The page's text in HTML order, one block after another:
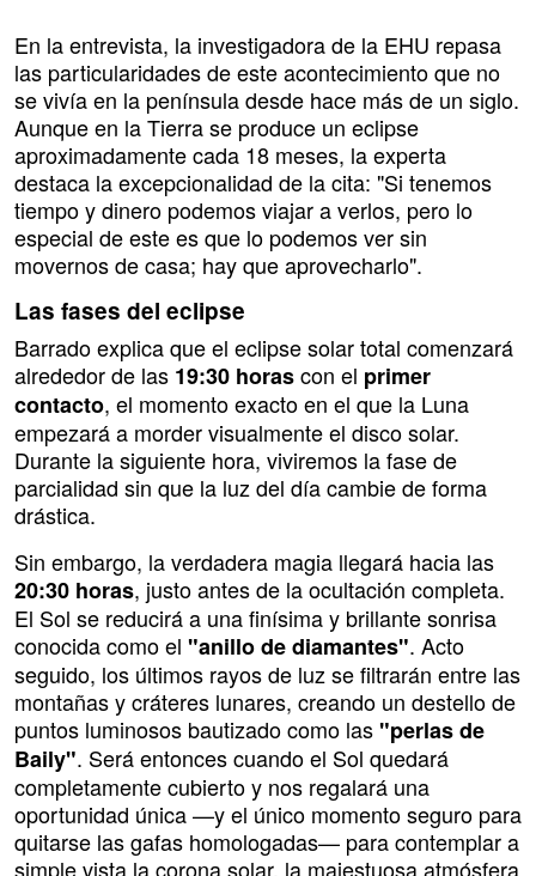
En la entrevista, la investigadora de la EHU repasa
las particularidades de este acontecimiento que no
se vivía en la península desde hace más de un siglo.
Aunque en la Tierra se produce un eclipse
aproximadamente cada 18 meses, la experta
destaca la excepcionalidad de la cita: "Si tenemos
tiempo y dinero podemos viajar a verlos, pero lo
especial de este es que lo podemos ver sin
movernos de casa; hay que aprovecharlo".
Las fases del eclipse
Barrado explica que el eclipse solar total comenzará
alrededor de las 19:30 horascon el primer
contacto, el momento exacto en el que la Luna
empezará a morder visualmente el disco solar.
Durante la siguiente hora, viviremos la fase de
parcialidad sin que la luz del día cambie de forma
drástica.
Sin embargo, la verdadera magia llegará hacia las
20:30 horas, justo antes de la ocultación completa.
El Sol se reducirá a una finísima y brillante sonrisa
conocida como el "anillo de diamantes". Acto
seguido, los últimos rayos de luz se filtrarán entre las
montañas y cráteres lunares, creando un destello de
puntos luminosos bautizado como las"perlas de
Baily". Será entonces cuando el Sol quedará
completamente cubierto y nos regalará una
oportunidad única —y el único momento seguro para
quitarse las gafas homologadas— para contemplar a
simple vista la corona solar, la majestuosa atmósfera